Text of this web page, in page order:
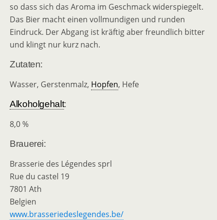
so dass sich das Aroma im Geschmack widerspiegelt.
Das Bier macht einen vollmundigen und runden
Eindruck. Der Abgang ist kräftig aber freundlich bitter
und klingt nur kurz nach.
Zutaten:
Wasser, Gerstenmalz, Hopfen, Hefe
Alkoholgehalt:
8,0 %
Brauerei:
Brasserie des Légendes sprl
Rue du castel 19
7801 Ath
Belgien
www.brasseriedeslegendes.be/